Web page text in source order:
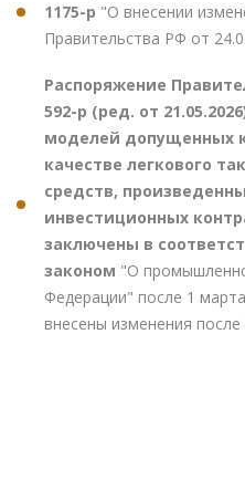
1175-р "О внесении
Правительства РФ от
Распоряжение
592-р (ред. от
моделей допущенных
качестве легкового
средств,
инвестиционных
заключены в
законом "О
Федерации" после 1
внесены изменения